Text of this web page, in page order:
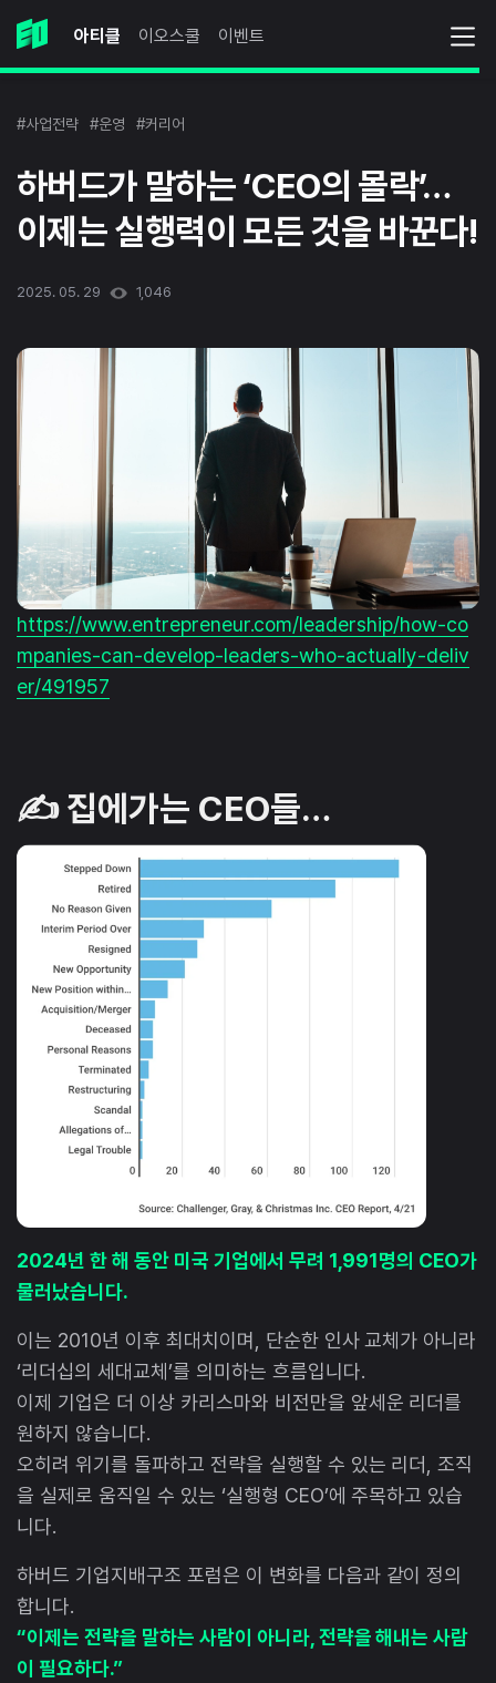
아티클 이오스쿨 이벤트
#사업전략 #운영 #커리어
하버드가 말하는 ‘CEO의 몰락’…
이제는 실행력이 모든 것을 바꾼다!
2025. 05. 29 1,046
https://www.entrepreneur.com/leadership/how-co
mpanies-can-develop-leaders-who-actually-deliv
er/491957
✍️ 집에가는 CEO들…
2024년 한 해 동안 미국 기업에서 무려 1,991명의 CEO가
물러났습니다.
이는 2010년 이후 최대치이며, 단순한 인사 교체가 아니라
‘리더십의 세대교체’를 의미하는 흐름입니다.
이제 기업은 더 이상 카리스마와 비전만을 앞세운 리더를
원하지 않습니다.
오히려 위기를 돌파하고 전략을 실행할 수 있는 리더, 조직
을 실제로 움직일 수 있는 ‘실행형 CEO’에 주목하고 있습
니다.
하버드 기업지배구조 포럼은 이 변화를 다음과 같이 정의
합니다.
“이제는 전략을 말하는 사람이 아니라, 전략을 해내는 사람
이 필요하다.”